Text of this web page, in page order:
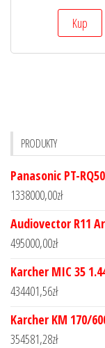
Kup
PRODUKTY
Panasonic PT-
1338000,00zł
Audiovector R11
495000,00zł
Karcher MIC 35
434401,56zł
Karcher KM 170/
354581,28zł